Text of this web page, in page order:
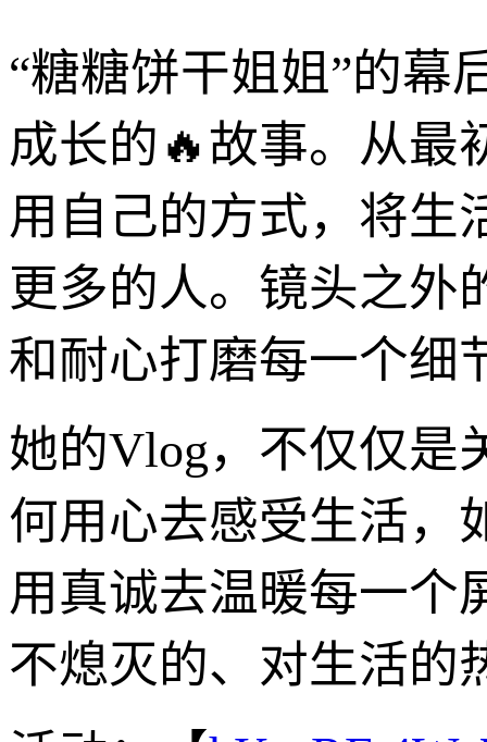
“糖糖饼干姐姐”的幕
成长的🔥故事。从最
用自己的方式，将生
更多的人。镜头之外
和耐心打磨每一个细
她的Vlog，不仅仅是
何用心去感受生活，
用真诚去温暖每一个
不熄灭的、对生活的